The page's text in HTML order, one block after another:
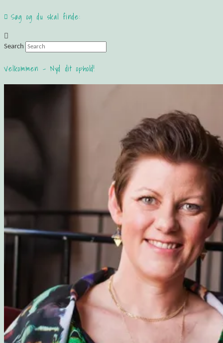
Søg og du skal finde:
Search
Velkommen – Nyd dit ophold!